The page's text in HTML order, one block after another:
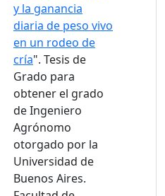
y la ganancia
diaria de peso vivo
en un rodeo de
cría". Tesis de
Grado para
obtener el grado
de Ingeniero
Agrónomo
otorgado por la
Universidad de
Buenos Aires.